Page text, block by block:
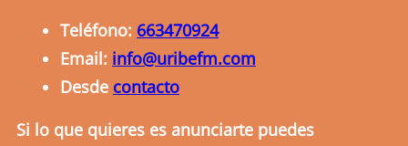
Teléfono: 663470924
Email: info@uribefm.com
Desde contacto
Si lo que quieres es anunciarte puedes